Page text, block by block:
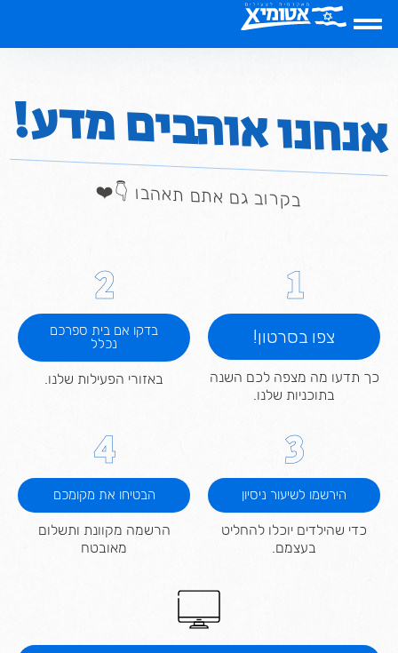
לֵב:
בְּאֲתָר
בִּקְלִיק
הַמְּסַיַּעַת
אנחנו אוהבים מדע!
בקרוב גם אתם תאהבו 👇❤️
1
צפו בסרטון!
כך תדעו מה מצפה לכם השנה
בתוכניות שלנו.
2
בדקו אם בית ספרכם
נכלל
באזורי הפעילות שלנו.
3
הירשמו לשיעור ניסיון
כדי שהילדים יוכלו להחליט
בעצמם.
4
הבטיחו את מקומכם
הרשמה מקוונת ותשלום
מאובטח